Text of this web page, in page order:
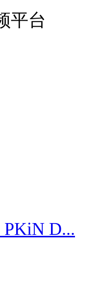
平台
D...